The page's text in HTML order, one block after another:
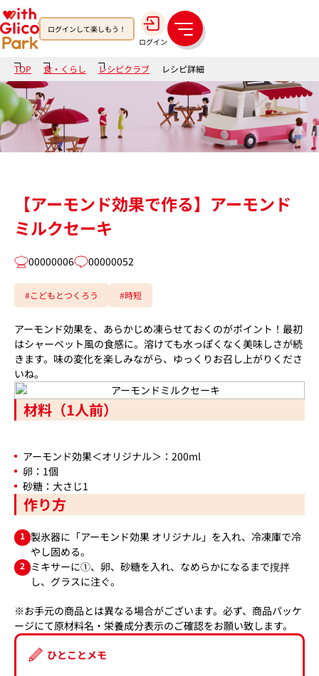
ログインして楽しもう！
ログイン
メ
ニ
ュ
ー
TOP 食・くらし レシピクラブ レシピ詳細
【アーモンド効果で作る】アーモンド
ミルクセーキ
00000006 00000052
#こどもとつくろう #時短
アーモンド効果を、あらかじめ凍らせておくのがポイント！最初
はシャーベット風の食感に。溶けても水っぽくなく美味しさが続
きます。味の変化を楽しみながら、ゆっくりお召し上がりくださ
いね。
材料（1人前）
アーモンド効果＜オリジナル＞：200ml
卵：1個
砂糖：大さじ1
作り方
1 製氷器に「アーモンド効果 オリジナル」を入れ、冷凍庫で冷
やし固める。
2 ミキサーに①、卵、砂糖を入れ、なめらかになるまで撹拌
し、グラスに注ぐ。
※お手元の商品とは異なる場合がございます。必ず、商品パッケ
ージにて原材料名・栄養成分表示のご確認をお願い致します。
ひとことメモ